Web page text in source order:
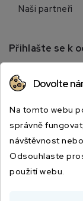
Naši partneři
Přihlašte se k
speciálních
Dovolte
Na tomto webu
správně
návštěvnost
Odsouhlaste
použití webu.